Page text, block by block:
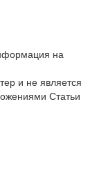
на
и не является
Статьи